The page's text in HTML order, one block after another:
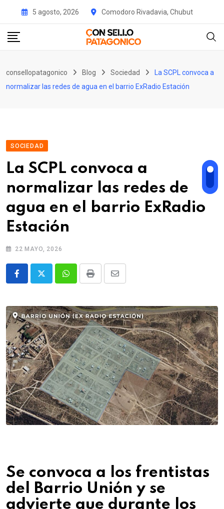
content
5 agosto, 2026 Comodoro Rivadavia, Chubut
consellopatagonico Blog Sociedad
La SCPL convoca a
normalizar las redes de agua en el barrio ExRadio Estación
SOCIEDAD
La SCPL convoca a
normalizar las redes de
agua en el barrio ExRadio
Estación
22 MAYO, 2026
WhatsappPrint
Share
Email
Se convoca a los frentistas
del Barrio Unión y se
advierte que durante los